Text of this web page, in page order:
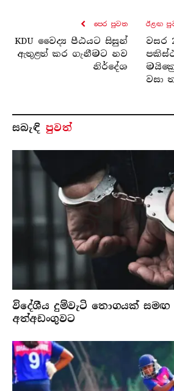
පෙර පුව​ත
KDU වෛද්‍ය පීඨයට සිසුන්
ඇතුළත් කර ගැනීමට නව
නිර්දේශ
ඊළඟ
වසර
වසා
සබැ​ඳි පුවත්
විදේශීය දුම්වැටි තොගයක් සමඟ
අත්අඩංගුවට